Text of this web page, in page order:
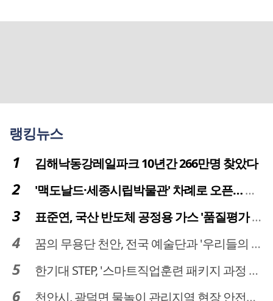
랭킹뉴스
김해낙동강레일파크 10년간 266만명 찾았다
'맥도날드·세종시립박물관' 차례로 오픈… 고운동 정주여건 좋아진다
표준연, 국산 반도체 공정용 가스 '품질평가 체계' 구축
꿈의 무용단 천안, 전국 예술단과 '우리들의 하모니' 선보여
한기대 STEP, '스마트직업훈련 패키지 과정 3기' 모집
천안시, 광덕면 물놀이 관리지역 현장 안전점검 실시